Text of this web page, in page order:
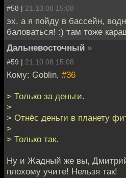
#58 | 21.10.08 15:08
эх. а я пойду в бассейн,
баловаться! :) там тоже
Дальневосточный »
#59 | 21.10.08 15:08
Кому: Goblin, #36
> Только за деньги.
>
> Отнёс деньги в планету
>
> Только так.
Ну и Жадный же вы,
плохому учите! Нельзя так!